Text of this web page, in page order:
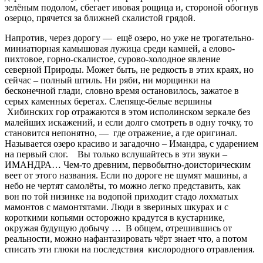
зелёным подолом, сбегает ивовая рощица и, стороной обогнув
озерцо, прячется за ближней скалистой грядой.
Напротив, через дорогу — ещё озеро, но уже не трогательно-
миниатюрная камышовая лужица среди камней, а елово-
пихтовое, горно-скалистое, сурово-холодное явление
северной Природы. Может быть, не редкость в этих краях, но
сейчас – полный штиль. Ни ряби, ни морщинки на
бесконечной глади, словно время остановилось, зажатое в
серых каменных берегах. Слепяще-белые вершины
Хибинских гор отражаются в этом исполинском зеркале без
малейших искажений, и если долго смотреть в одну точку, то
становится непонятно, — где отражение, а где оригинал.
Называется озеро красиво и загадочно – Имандра, с ударением
на первый слог. Вы только вслушайтесь в эти звуки –
ИМАНДРА… Чем-то древним, первобытно-доисторическим
веет от этого названия. Если по дороге не шумят машины, а
небо не чертят самолёты, то можно легко представить, как
вон по той низинке на водопой приходит стадо лохматых
мамонтов с мамонтятами. Люди в звериных шкурах и с
короткими копьями осторожно крадутся в кустарнике,
окружая будущую добычу … В общем, отрешившись от
реальности, можно нафантазировать чёрт знает что, а потом
списать эти глюки на последствия кислородного отравления.